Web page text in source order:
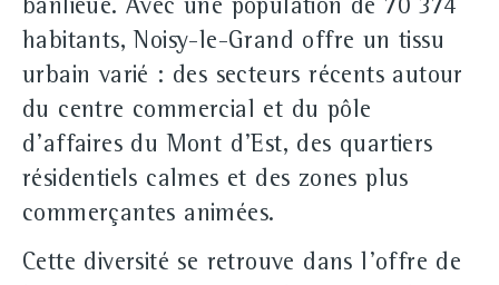
banlieue. Avec une population de 70 374
habitants, Noisy‑le‑Grand offre un tissu
urbain varié : des secteurs récents autour
du centre commercial et du pôle
d'affaires du Mont d'Est, des quartiers
résidentiels calmes et des zones plus
commerçantes animées.
Cette diversité se retrouve dans l'offre de